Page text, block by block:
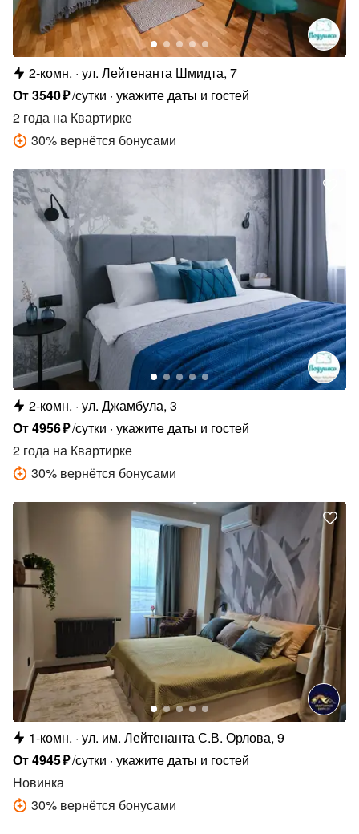
2-комн. ул. Лейтенанта Шмидта, 7
От3540₽/сутки укажите даты и гостей
2 года на Квартирке
30% вернётся бонусами
2-комн. ул. Джамбула, 3
От4956₽/сутки укажите даты и гостей
2 года на Квартирке
30% вернётся бонусами
1-комн. ул. им. Лейтенанта С.В. Орлова, 9
От4945₽/сутки укажите даты и гостей
Новинка
30% вернётся бонусами